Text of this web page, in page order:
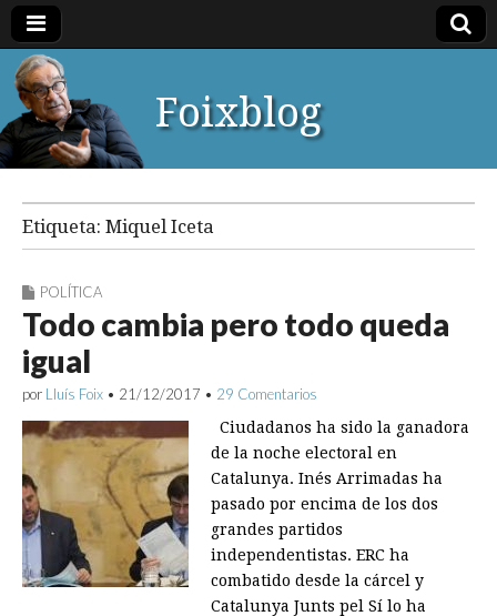
Foixblog
Etiqueta: Miquel Iceta
POLÍTICA
Todo cambia pero todo queda
igual
por Lluís Foix • 21/12/2017 • 29 Comentarios
Ciudadanos ha sido la ganadora
de la noche electoral en
Catalunya. Inés Arrimadas ha
pasado por encima de los dos
grandes partidos
independentistas. ERC ha
combatido desde la cárcel y
Catalunya Junts pel Sí lo ha